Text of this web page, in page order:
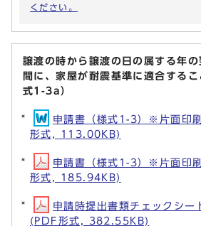
ください。
譲渡の時から譲渡の日の属する年
間に、家屋が耐震基準に適合する
式1-3a）
申請書（様式1-3）※片面印
形式, 113.00KB)
申請書（様式1-3）※片面印
形式, 185.94KB)
申請時提出書類チェックシー
(PDF形式, 382.55KB)